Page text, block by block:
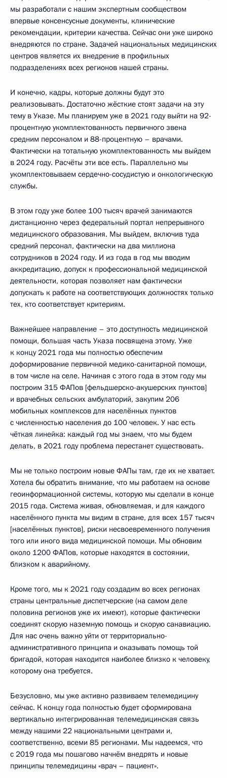
мы разработали с нашим экспертным сообществом
впервые консенсусные документы, клинические
рекомендации, критерии качества. Сейчас они уже широко
внедряются по стране. Задачей национальных медицинских
центров является их внедрение в профильных
подразделениях всех регионов нашей страны.
И конечно, кадры, которые должны будут это
реализовывать. Достаточно жёсткие стоят задачи на эту
тему в Указе. Мы планируем уже в 2021 году выйти на 92-
процентную укомплектованность первичного звена
средним персоналом и 88-процентную – врачами.
Фактически на тотальную укомплектованность мы выйдем
в 2024 году. Расчёты эти все есть. Параллельно мы
укомплектовываем сердечно-сосудистую и онкологическую
службы.
В этом году уже более 100 тысяч врачей занимаются
дистанционно через федеральный портал непрерывного
медицинского образования. Мы выйдем, включив туда
средний персонал, фактически на два миллиона
сотрудников в 2024 году. И из года в год мы вводим
аккредитацию, допуск к профессиональной медицинской
деятельности, которая позволяет нам фактически
допускать к работе на соответствующих должностях только
тех, кто соответствует критериям.
Важнейшее направление – это доступность медицинской
помощи, большая часть Указа посвящена этому. Уже
к концу 2021 года мы полностью обеспечим
доформирование первичной медико-санитарной помощи,
в том числе на селе. Начиная с этого года в этом году мы
построим 315 ФАПов [фельдшерско-акушерских пунктов]
и врачебных сельских амбулаторий, закупим 206
мобильных комплексов для населённых пунктов
с численностью населения до 100 человек. У нас есть
чёткая линейка: каждый год мы знаем, что мы будем
делать, в 2021 году проблема перестанет существовать.
Мы не только построим новые ФАПы там, где их не хватает.
Хотела бы обратить внимание, что мы работаем на основе
геоинформационной системы, которую мы сделали в конце
2015 года. Система живая, обновляемая, и для каждого
населённого пункта мы видим в стране, для всех 157 тысяч
[населённых пунктов], риски несвоевременного получения
того или иного вида медицинской помощи. Мы обновим
около 1200 ФАПов, которые находятся в состоянии,
близком к аварийному.
Кроме того, мы к 2021 году создадим во всех регионах
страны центральные диспетчерские (на самом деле
половина регионов уже их имеют), которые фактически
соединят скорую наземную помощь и скорую санавиацию.
Для нас очень важно уйти от территориально-
административного принципа и оказывать помощь той
бригадой, которая находится наиболее близко к человеку,
которому она требуется.
Безусловно, мы уже активно развиваем телемедицину
сейчас. К концу года полностью будет сформирована
вертикально интегрированная телемедицинская связь
между нашими 22 национальными центрами и,
соответственно, всеми 85 регионами. Мы надеемся, что
с 2019 года мы пошагово начнём внедрять и новые
принципы телемедицины «врач – пациент».